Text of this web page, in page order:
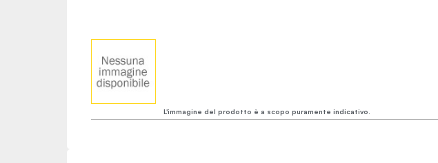
L'immagine del prodotto è a scopo puramente indicativo.